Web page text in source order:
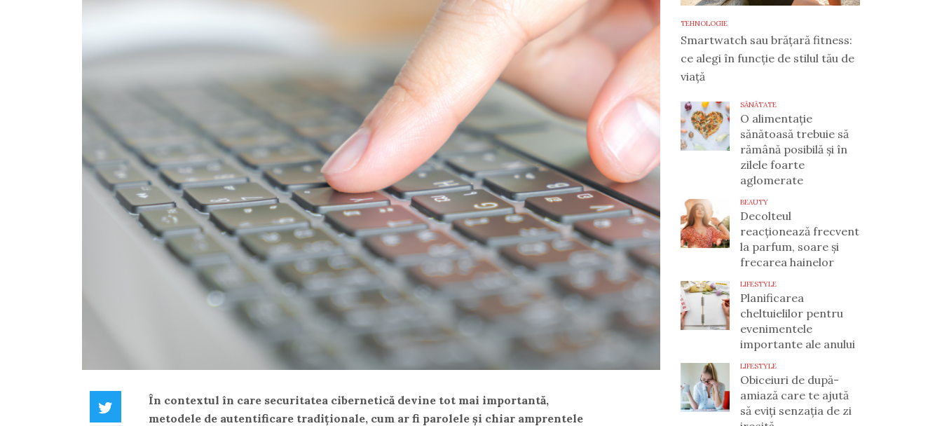
TwitterÎn contextul în care securitatea cibernetică devine tot mai importantă,
metodele de autentificare tradiționale, cum ar fi parolele și chiar amprentele
TEHNOLOGIE
Smartwatch sau brățară fitness:
ce alegi în funcție de stilul tău de
viață
SĂNĂTATE
O alimentație
sănătoasă trebuie să
rămână posibilă și în
zilele foarte
aglomerate
BEAUTY
Decolteul
reacționează frecvent
la parfum, soare și
frecarea hainelor
LIFESTYLE
Planificarea
cheltuielilor pentru
evenimentele
importante ale anului
LIFESTYLE
Obiceiuri de după-
amiază care te ajută
să eviți senzația de zi